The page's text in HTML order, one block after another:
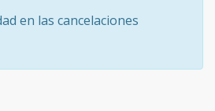
en las cancelaciones